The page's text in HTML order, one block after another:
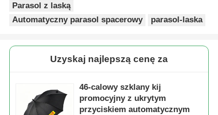
Parasol z laską
Automatyczny parasol spacerowy
parasol-laska
Uzyskaj najlepszą cenę za
46-calowy szklany kij
promocyjny z ukrytym
przyciskiem automatycznym